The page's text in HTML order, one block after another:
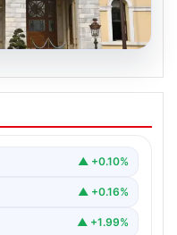
▲ +0.10%
▲ +0.16%
▲ +1.99%